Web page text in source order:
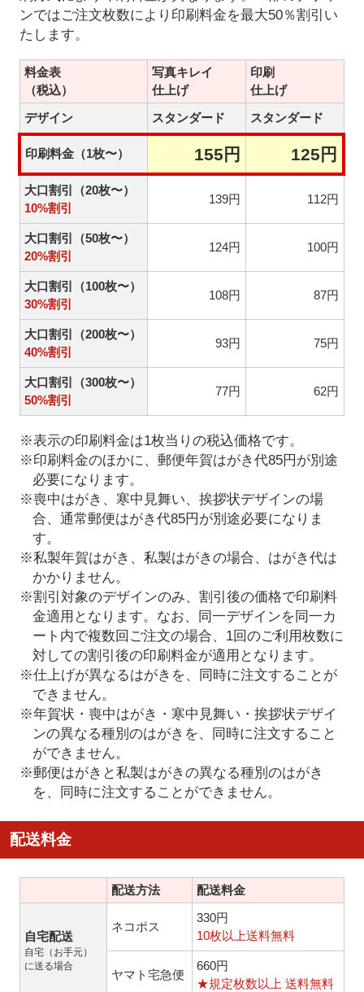
ンではご注文枚数により印刷料金を最大50％割引い
たします。
料金表
（税込）
写真キレイ
仕上げ
印刷
仕上げ
デザイン
スタンダード スタンダード
印刷料金（1枚〜） 155円 125円
大口割引（20枚〜）
10%割引
139円 112円
大口割引（50枚〜）
20%割引
124円 100円
大口割引（100枚〜）
30%割引
108円 87円
大口割引（200枚〜）
40%割引
93円 75円
大口割引（300枚〜）
50%割引
77円 62円
※表示の印刷料金は1枚当りの税込価格です。
※印刷料金のほかに、郵便年賀はがき代85円が別途
必要になります。
※喪中はがき、寒中見舞い、挨拶状デザインの場
合、通常郵便はがき代85円が別途必要になりま
す。
※私製年賀はがき、私製はがきの場合、はがき代は
かかりません。
※割引対象のデザインのみ、割引後の価格で印刷料
金適用となります。なお、同一デザインを同一カ
ート内で複数回ご注文の場合、1回のご利用枚数に
対しての割引後の印刷料金が適用となります。
※仕上げが異なるはがきを、同時に注文することが
できません。
※年賀状・喪中はがき・寒中見舞い・挨拶状デザイ
ンの異なる種別のはがきを、同時に注文すること
ができません。
※郵便はがきと私製はがきの異なる種別のはがき
を、同時に注文することができません。
配送料金
配送方法 配送料金
自宅配送
自宅（お手元）
に送る場合
ネコポス
330円
10枚以上送料無料
ヤマト宅急便
660円
★規定枚数以上 送料無料